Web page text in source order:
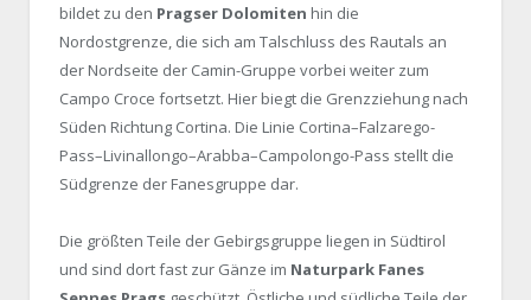
bildet zu den Pragser Dolomiten hin die
Nordostgrenze, die sich am Talschluss des Rautals an
der Nordseite der Camin-Gruppe vorbei weiter zum
Campo Croce fortsetzt. Hier biegt die Grenzziehung nach
Süden Richtung Cortina. Die Linie Cortina–Falzarego-
Pass–Livinallongo–Arabba–Campolongo-Pass stellt die
Südgrenze der Fanesgruppe dar.
Die größten Teile der Gebirgsgruppe liegen in Südtirol
und sind dort fast zur Gänze im Naturpark Fanes